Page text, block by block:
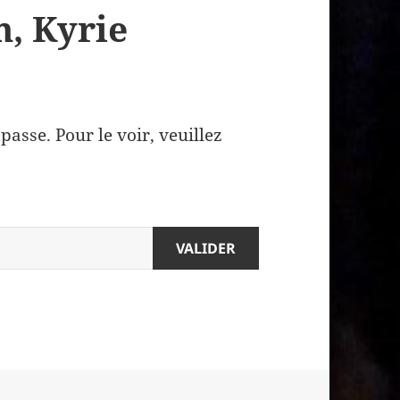
Kyrie
Pour le voir, veuillez